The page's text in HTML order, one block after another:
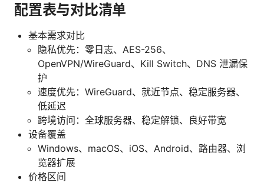
配置表与对比清单
基本需求对比
隐私优先：零日志、AES-256、
OpenVPN/WireGuard、Kill Switch、DNS 泄漏保
护
速度优先：WireGuard、就近节点、稳定服务器、
低延迟
跨境访问：全球服务器、稳定解锁、良好带宽
设备覆盖
Windows、macOS、iOS、Android、路由器、浏
览器扩展
价格区间